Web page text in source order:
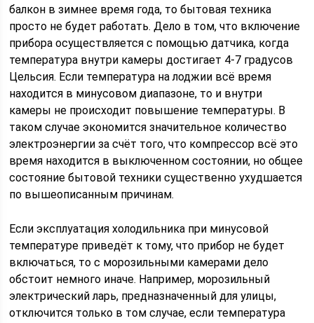
балкон в зимнее время года, то бытовая техника
просто не будет работать. Дело в том, что включение
прибора осуществляется с помощью датчика, когда
температура внутри камеры достигает 4-7 градусов
Цельсия. Если температура на лоджии всё время
находится в минусовом диапазоне, то и внутри
камеры не происходит повышение температуры. В
таком случае экономится значительное количество
электроэнергии за счёт того, что компрессор всё это
время находится в выключенном состоянии, но общее
состояние бытовой техники существенно ухудшается
по вышеописанным причинам.
Если эксплуатация холодильника при минусовой
температуре приведёт к тому, что прибор не будет
включаться, то с морозильными камерами дело
обстоит немного иначе. Например, морозильный
электрический ларь, предназначенный для улицы,
отключится только в том случае, если температура